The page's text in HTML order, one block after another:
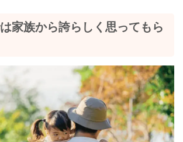
家族から誇らしく思ってもら